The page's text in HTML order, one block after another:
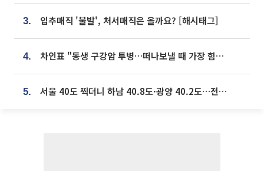
3. 입추매직 '불발', 처서매직은 올까요? [해시태그]
4. 차인표 "동생 구강암 투병…떠나보낼 때 가장 힘들었다”
5. 서울 40도 찍더니 하남 40.8도·광양 40.2도…전국 '펄펄'